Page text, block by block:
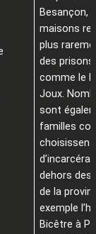
Besançon,
maisons
plus
des prisons
comme le
Joux.
sont
familles
choisissent
dehors
de la
exemple
Bicêtre à